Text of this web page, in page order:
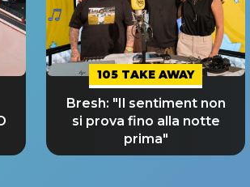
105 TAKE AWAY
Bresh: "Il sentiment non
si prova fino alla notte
prima"